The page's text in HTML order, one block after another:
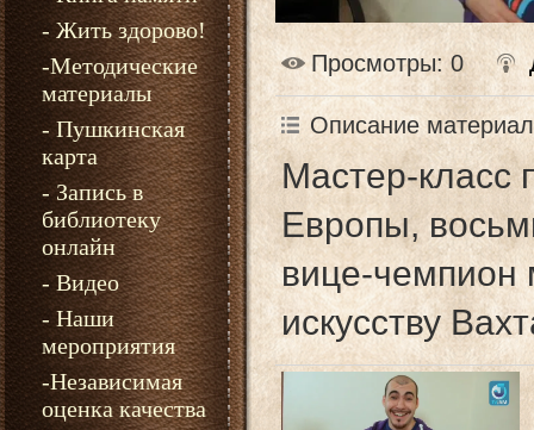
- Жить здорово!
-Методические
материалы
- Пушкинская
карта
- Запись в
библиотеку
онлайн
- Видео
- Наши
мероприятия
-Независимая
оценка качества
Просмотры: 0
Описание
Мастер-класс
Европы,
вице-чемпион
искусству